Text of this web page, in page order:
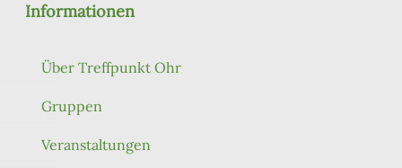
Informationen
Über Treffpunkt Ohr
Gruppen
Veranstaltungen